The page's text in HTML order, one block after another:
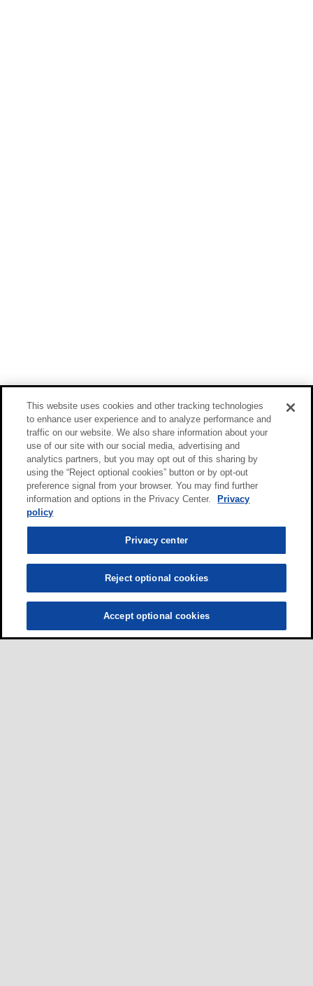
This website uses cookies and other tracking technologies
to enhance user experience and to analyze performance and
traffic on our website. We also share information about your
use of our site with our social media, advertising and
analytics partners, but you may opt out of this sharing by
using the “Reject optional cookies” button or by opt-out
preference signal from your browser. You may find further
information and options in the Privacy Center.
Privacy
policy
Privacy center
Reject optional cookies
Accept optional cookies